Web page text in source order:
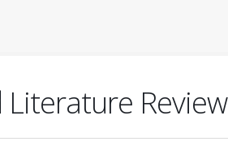
Review